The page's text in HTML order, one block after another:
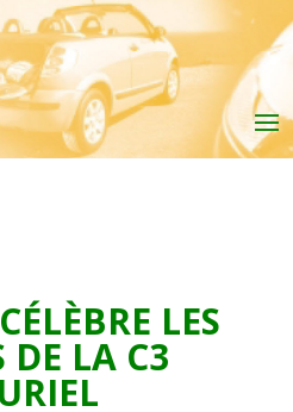
LES
DE LA C3